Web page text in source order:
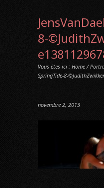
8-
Vous êtes ici : Home/
SpringTide-8-
novembre 2, 2013